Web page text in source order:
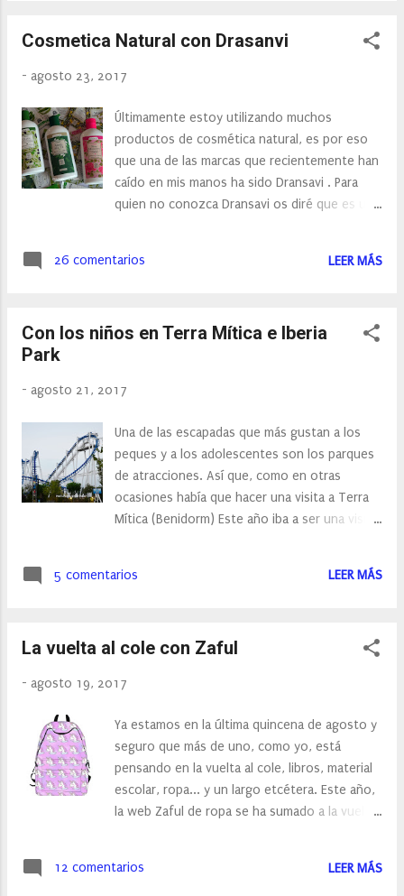
Cosmetica Natural con Drasanvi
- agosto 23, 2017
Últimamente estoy utilizando muchos
productos de cosmética natural, es por eso
que una de las marcas que recientemente han
caído en mis manos ha sido Dransavi . Para
quien no conozca Dransavi os diré que es una
muchos de vosotros conocéis la marca
26 comentarios LEER MÁS
Con los niños en Terra Mítica e Iberia
Park
- agosto 21, 2017
Una de las escapadas que más gustan a los
peques y a los adolescentes son los parques
de atracciones. Así que, como en otras
ocasiones había que hacer una visita a Terra
Mítica (Benidorm) Este año iba a ser una visita
atracciones, así que estaba deseando que
5 comentarios LEER MÁS
La vuelta al cole con Zaful
- agosto 19, 2017
Ya estamos en la última quincena de agosto y
seguro que más de uno, como yo, está
pensando en la vuelta al cole, libros, material
escolar, ropa... y un largo etcétera. Este año,
la web Zaful de ropa se ha sumado a la vuelta
algunos de sus prendas y de básicos en la
12 comentarios LEER MÁS